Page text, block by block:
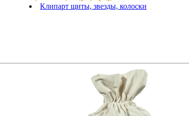
Клипарт щиты, звезды, колоски